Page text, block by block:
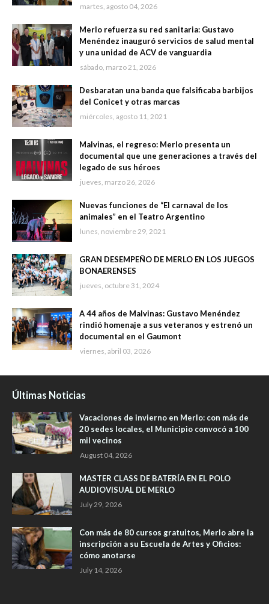
martes, agosto 04, 2026
Merlo refuerza su red sanitaria: Gustavo
Menéndez inauguró servicios de salud mental
y una unidad de ACV de vanguardia
sábado, marzo 21, 2026
Desbaratan una banda que falsificaba barbijos
del Conicet y otras marcas
miércoles, agosto 11, 2021
Malvinas, el regreso: Merlo presenta un
documental que une generaciones a través del
legado de sus héroes
jueves, marzo 26, 2026
Nuevas funciones de “El carnaval de los
animales” en el Teatro Argentino
lunes, noviembre 29, 2021
GRAN DESEMPEÑO DE MERLO EN LOS JUEGOS
BONAERENSES
jueves, octubre 31, 2024
A 44 años de Malvinas: Gustavo Menéndez
rindió homenaje a sus veteranos y estrenó un
documental en el Gaumont
viernes, abril 03, 2026
Últimas Noticias
Vacaciones de invierno en Merlo: con más de
20 sedes locales, el Municipio convocó a 100
mil vecinos
August 04, 2026
MASTER CLASS DE BATERÍA EN EL POLO
AUDIOVISUAL DE MERLO
July 29, 2026
Con más de 80 cursos gratuitos, Merlo abre la
inscripción a su Escuela de Artes y Oficios:
cómo anotarse
July 14, 2026